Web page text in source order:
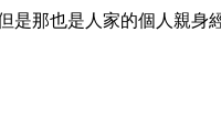
那也是人家的個人親